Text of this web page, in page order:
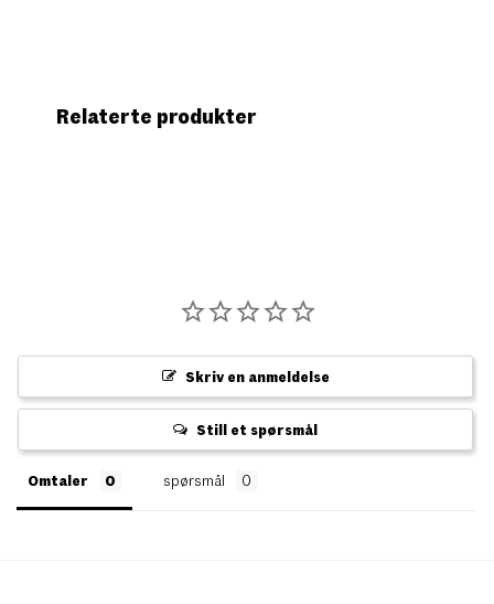
Relaterte produkter
Skriv en anmeldelse
Still et spørsmål
Omtaler spørsmål